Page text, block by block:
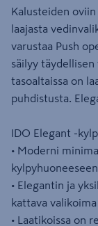
Kalusteiden
laajasta
varustaa Push
säilyy täydellisen
tasoaltaissa on
puhdistusta.
IDO Elegant -
• Moderni
kylpyhuoneeseen
• Elegantin ja
kattava
• Laatikoissa on